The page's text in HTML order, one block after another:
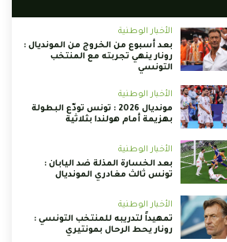
الأخبار الوطنية
بعد أسبوع من الخروج من المونديال :
رونار ينهي تجربته مع المنتخب
التونسي
الأخبار الوطنية
مونديال 2026 : تونس تودّع البطولة
بهزيمة أمام هولندا بثلاثية
الأخبار الوطنية
بعد الخسارة المذلة ضد اليابان :
تونس ثالث مغادري المونديال
الأخبار الوطنية
تمهيداً لتدريبه للمنتخب التونسي :
رونار يحط الرحال بمونتيري